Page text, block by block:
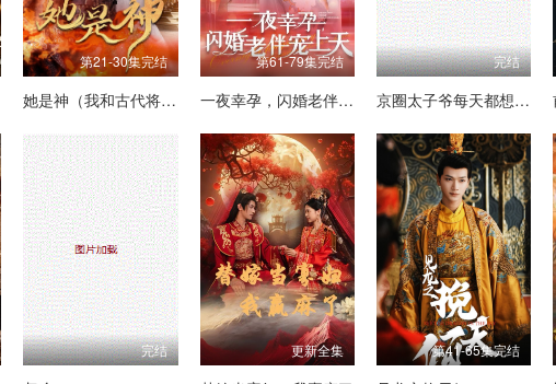
第21-30集完结
她是神（我和古代将军网恋了）
第61-79集完结
一夜幸孕，闪婚老伴宠上天
完结
京圈太子爷每天都想转正
完结 更新全集 第41-65集完结